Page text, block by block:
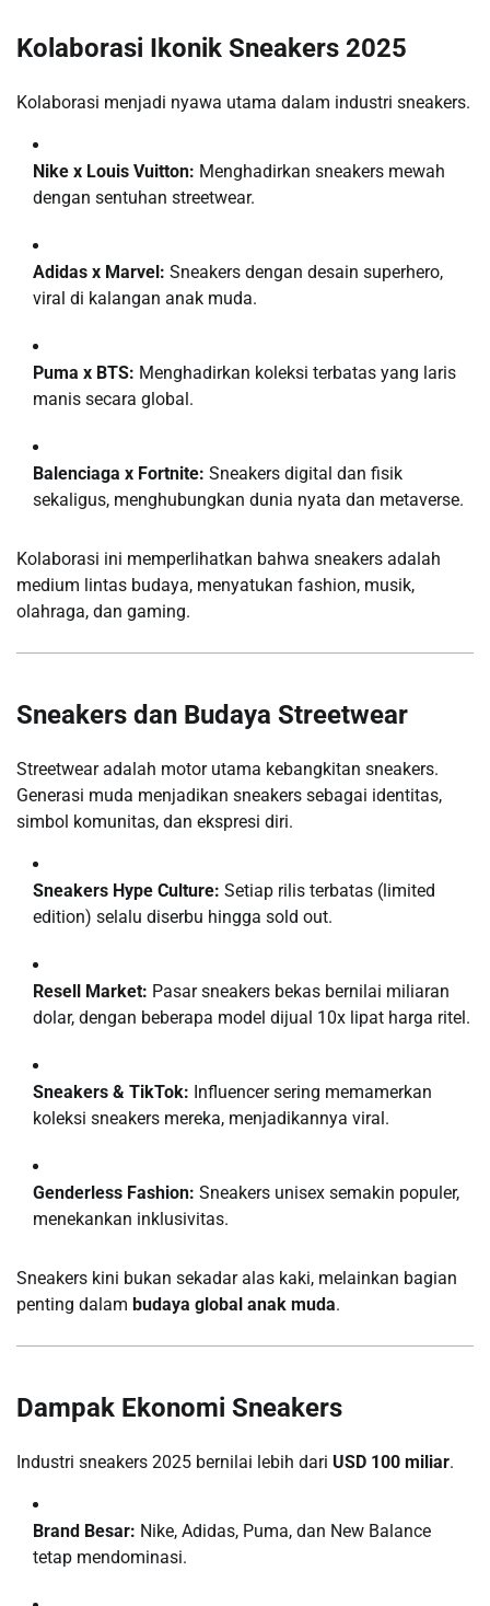
Kolaborasi Ikonik Sneakers 2025
Kolaborasi menjadi nyawa utama dalam industri sneakers.
Nike x Louis Vuitton: Menghadirkan sneakers mewah
dengan sentuhan streetwear.
Adidas x Marvel: Sneakers dengan desain superhero,
viral di kalangan anak muda.
Puma x BTS: Menghadirkan koleksi terbatas yang laris
manis secara global.
Balenciaga x Fortnite: Sneakers digital dan fisik
sekaligus, menghubungkan dunia nyata dan metaverse.
Kolaborasi ini memperlihatkan bahwa sneakers adalah
medium lintas budaya, menyatukan fashion, musik,
olahraga, dan gaming.
Sneakers dan Budaya Streetwear
Streetwear adalah motor utama kebangkitan sneakers.
Generasi muda menjadikan sneakers sebagai identitas,
simbol komunitas, dan ekspresi diri.
Sneakers Hype Culture: Setiap rilis terbatas (limited
edition) selalu diserbu hingga sold out.
Resell Market: Pasar sneakers bekas bernilai miliaran
dolar, dengan beberapa model dijual 10x lipat harga ritel.
Sneakers & TikTok: Influencer sering memamerkan
koleksi sneakers mereka, menjadikannya viral.
Genderless Fashion: Sneakers unisex semakin populer,
menekankan inklusivitas.
Sneakers kini bukan sekadar alas kaki, melainkan bagian
penting dalam budaya global anak muda.
Dampak Ekonomi Sneakers
Industri sneakers 2025 bernilai lebih dari USD 100 miliar.
Brand Besar: Nike, Adidas, Puma, dan New Balance
tetap mendominasi.